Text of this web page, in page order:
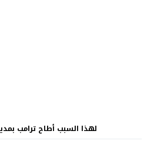
لهذا السبب أطاح ترامب